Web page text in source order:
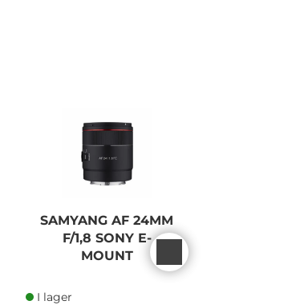
SAMYANG AF 24MM
F/1,8 SONY E-
MOUNT
I lager